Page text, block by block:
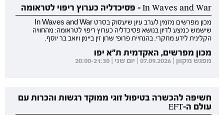
In Waves and War - פסיכדליה כערוץ ריפוי לטראומה
מכון מפרשים מזמין לערב עיון שיעסוק בסרט In Waves and War
שישמש כמצע לדיון בנושא פסיכדליה כערוץ ריפוי לטראומה: מהחוויה
הקלינית לידע מחקרי. בהנחיית פרופ' שרון זין ביימן ויואב בר יוסף.
מכון מפרשים, האקדמית ת"א יפו
מפגש מקוון | 07.09.2026 | יום שני | 20:00-21:30
חשיפה להכשרה בטיפול זוגי ממוקד רגשות והכרות עם
עולם ה-EFT